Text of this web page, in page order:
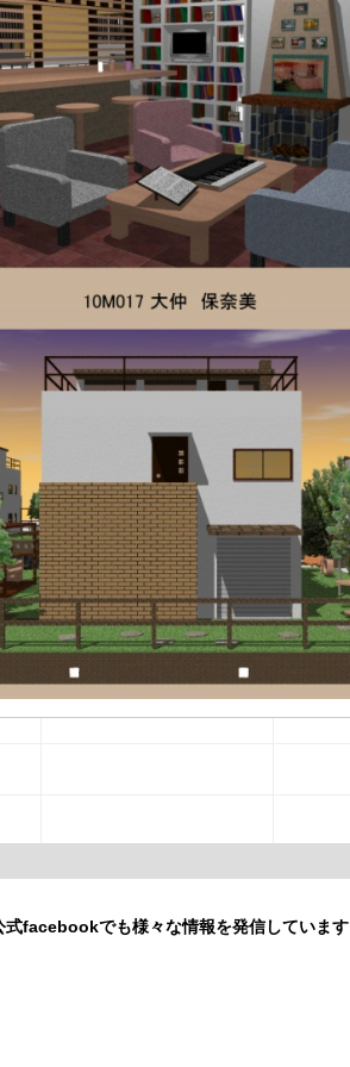
式facebookでも様々な情報を発信しています